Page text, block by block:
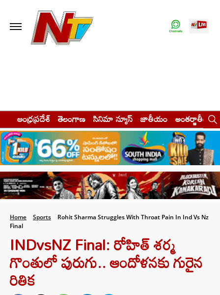
ఆంధ్రప్రదేశ్ తెలంగాణ సినిమా న్యూస్ జాతీయం అంతర్జాతీయం
Home Sports
Rohit Sharma Struggles With Throat Pain In Ind Vs Nz
Final
INDvsNZ Final: రోహిత్ శర్మ
గొంతులో పురుగు.. ఆందోళనకు గురైన
రితిక